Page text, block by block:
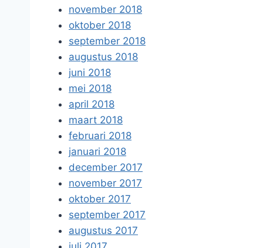
november 2018
oktober 2018
september 2018
augustus 2018
juni 2018
mei 2018
april 2018
maart 2018
februari 2018
januari 2018
december 2017
november 2017
oktober 2017
september 2017
augustus 2017